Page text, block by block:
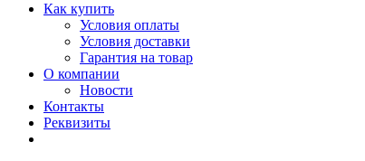
Как купить
Условия оплаты
Условия доставки
Гарантия на товар
О компании
Новости
Контакты
Реквизиты